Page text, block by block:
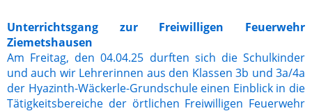
Unterrichtsgang zur Freiwilligen Feuerwehr
Ziemetshausen
Am Freitag, den 04.04.25 durften sich die Schulkinder
und auch wir Lehrerinnen aus den Klassen 3b und 3a/4a
der Hyazinth-Wäckerle-Grundschule einen Einblick in die
Tätigkeitsbereiche der örtlichen Freiwilligen Feuerwehr